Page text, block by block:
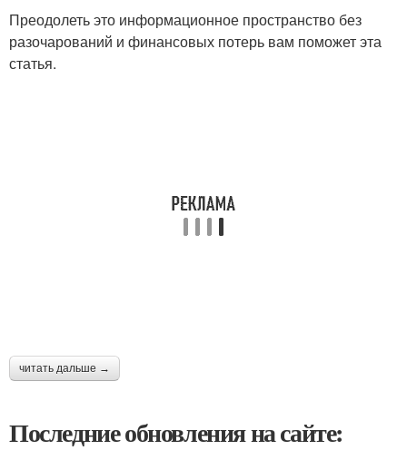
Преодолеть это информационное пространство без
разочарований и финансовых потерь вам поможет эта
статья.
читать дальше →
Последние обновления на сайте: